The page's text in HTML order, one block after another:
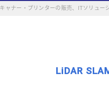
ャナー・プリンターの販売、ITソリュー
LiDAR